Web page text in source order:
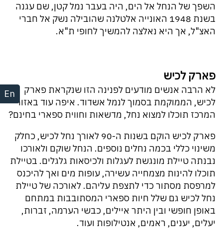
En
השפך של הנחל אל הים, היה בעבר נמל קטן, שם עגנה
בשנת 1948 האונייה אלטלנה שהובילה נשק אל חברי
האצ"ל, אך היא נאלצה להמשיך לחופי ת"א.
פארק לכיש
לא הרבה אנשים מודעים לפנינה הזו שנקראת פארק
לכיש, הממוקמת בסמוך לנמל אשדוד. איפה עוד באזור
המרכז תוכלו למצוא נחל, מדשאות וחווית ספארי בחינם?
פארק לכיש הוקם בשנות ה-90 לאורך נחל לכיש, כחלק
משינוי כללי בכמה נחלים נוספים. הנחל שוקם ולאורכו
נבנתה טיילת מונגשת לעגלות ולכיסאות גלגלים. בטיילת
תוכלו להינות מצמחייה עשירה, עופות מים ואך להיכנס
למרפסת מסתור כדי לתצפת עליהם. לאורכה של טיילת
נחל לכיש גם שלל חיות ספארי המסתובבות במתחם
באופן חופשי ובין היתר איילים, כבשי הערמה, זברות,
יעלים, יענים, ראמים, אנטילופות ועוד.